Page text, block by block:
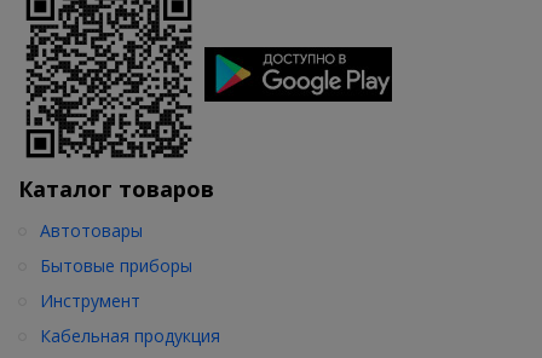
Каталог товаров
Автотовары
Бытовые приборы
Инструмент
Кабельная продукция